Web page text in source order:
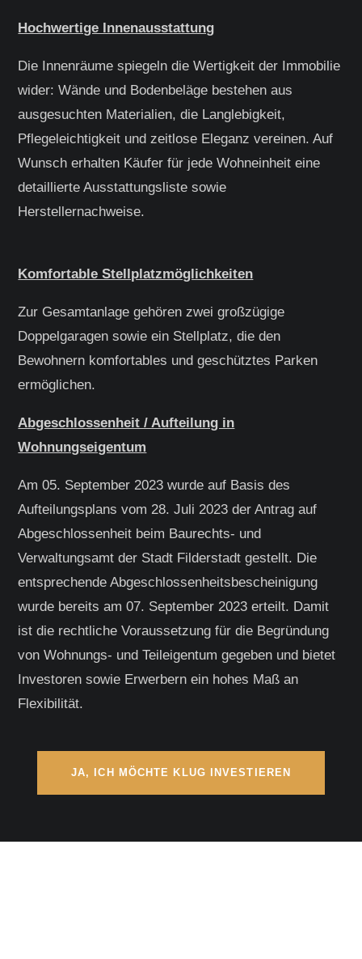
Hochwertige Innenausstattung
Die Innenräume spiegeln die Wertigkeit der Immobilie
wider: Wände und Bodenbeläge bestehen aus
ausgesuchten Materialien, die Langlebigkeit,
Pflegeleichtigkeit und zeitlose Eleganz vereinen. Auf
Wunsch erhalten Käufer für jede Wohneinheit eine
detaillierte Ausstattungsliste sowie
Herstellernachweise.
Komfortable Stellplatzmöglichkeiten
Zur Gesamtanlage gehören zwei großzügige
Doppelgaragen sowie ein Stellplatz, die den
Bewohnern komfortables und geschütztes Parken
ermöglichen.
Abgeschlossenheit / Aufteilung in
Wohnungseigentum
Am 05. September 2023 wurde auf Basis des
Aufteilungsplans vom 28. Juli 2023 der Antrag auf
Abgeschlossenheit beim Baurechts- und
Verwaltungsamt der Stadt Filderstadt gestellt. Die
entsprechende Abgeschlossenheitsbescheinigung
wurde bereits am 07. September 2023 erteilt. Damit
ist die rechtliche Voraussetzung für die Begründung
von Wohnungs- und Teileigentum gegeben und bietet
Investoren sowie Erwerbern ein hohes Maß an
Flexibilität.
JA, ICH MÖCHTE KLUG INVESTIEREN